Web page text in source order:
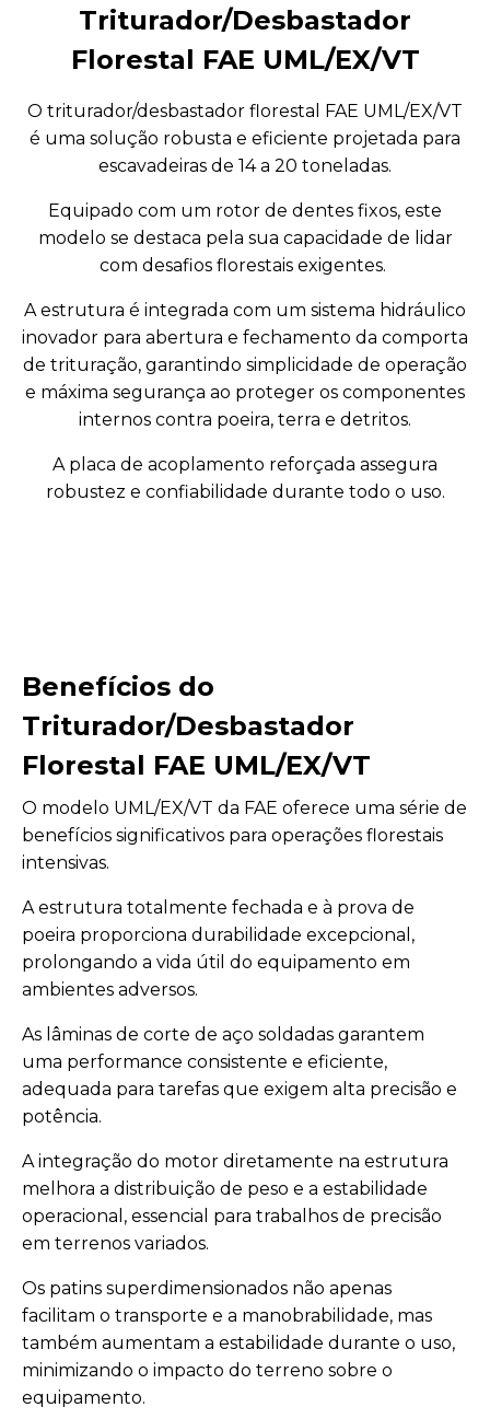
Triturador/Desbastador
Florestal FAE UML/EX/VT
O triturador/desbastador florestal FAE UML/EX/VT
é uma solução robusta e eficiente projetada para
escavadeiras de 14 a 20 toneladas.
Equipado com um rotor de dentes fixos, este
modelo se destaca pela sua capacidade de lidar
com desafios florestais exigentes.
A estrutura é integrada com um sistema hidráulico
inovador para abertura e fechamento da comporta
de trituração, garantindo simplicidade de operação
e máxima segurança ao proteger os componentes
internos contra poeira, terra e detritos.
A placa de acoplamento reforçada assegura
robustez e confiabilidade durante todo o uso.
Benefícios do
Triturador/Desbastador
Florestal FAE UML/EX/VT
O modelo UML/EX/VT da FAE oferece uma série de
benefícios significativos para operações florestais
intensivas.
A estrutura totalmente fechada e à prova de
poeira proporciona durabilidade excepcional,
prolongando a vida útil do equipamento em
ambientes adversos.
As lâminas de corte de aço soldadas garantem
uma performance consistente e eficiente,
adequada para tarefas que exigem alta precisão e
potência.
A integração do motor diretamente na estrutura
melhora a distribuição de peso e a estabilidade
operacional, essencial para trabalhos de precisão
em terrenos variados.
Os patins superdimensionados não apenas
facilitam o transporte e a manobrabilidade, mas
também aumentam a estabilidade durante o uso,
minimizando o impacto do terreno sobre o
equipamento.